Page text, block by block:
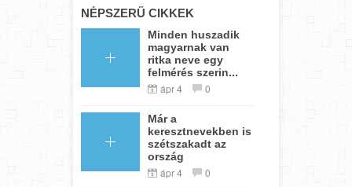
NÉPSZERŰ CIKKEK
Minden huszadik
magyarnak van
ritka neve egy
felmérés szerin...
ápr 4 0
Már a
keresztnevekben is
szétszakadt az
ország
ápr 4 0